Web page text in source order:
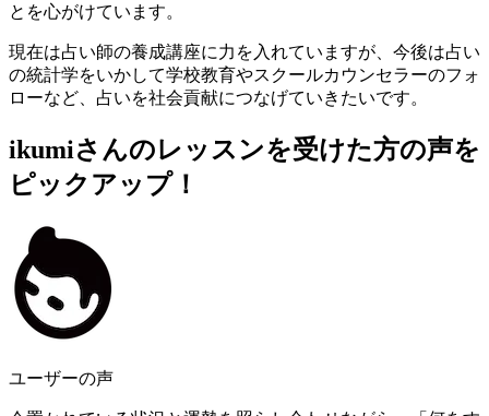
とを心がけています。
現在は占い師の養成講座に力を入れていますが、今後は占い
の統計学をいかして学校教育やスクールカウンセラーのフォ
ローなど、占いを社会貢献につなげていきたいです。
ikumiさんのレッスンを受けた方の声を
ピックアップ！
ユーザーの声